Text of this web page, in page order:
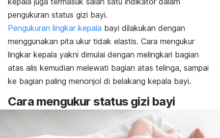
pengukuran status gizi bayi.
Pengukuran lingkar kepala bayi dilakukan dengan
menggunakan pita ukur tidak elastis. Cara mengukur
lingkar kepala yakni dimulai dengan melingkari bagian
atas alis kemudian melewati bagian atas telinga, sampai
ke bagian paling menonjol di belakang kepala bayi.
Cara mengukur status gizi bayi